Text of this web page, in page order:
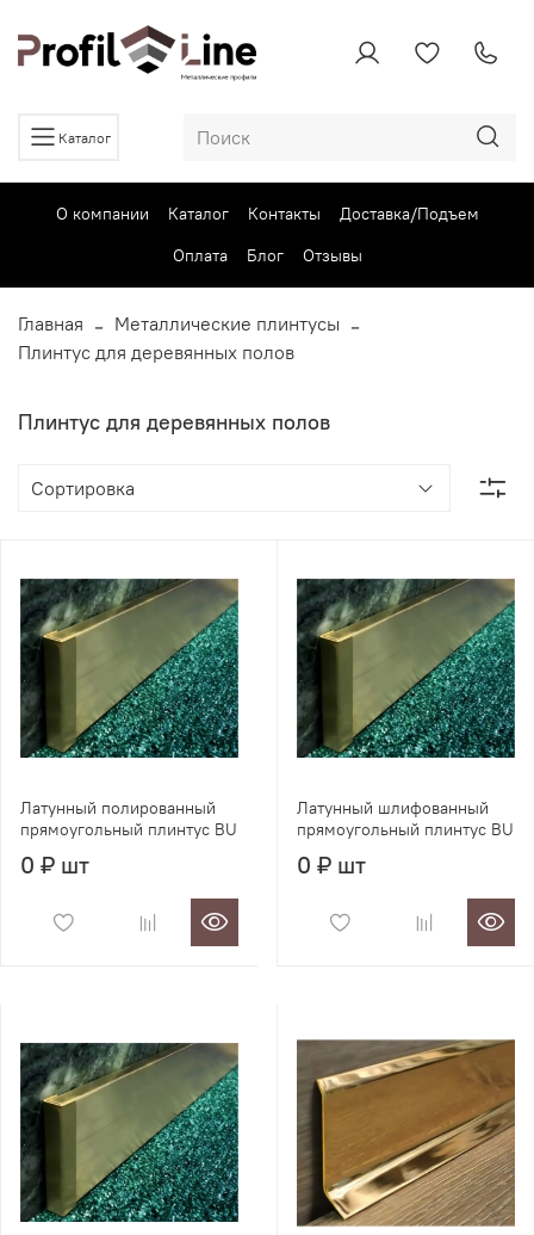
Каталог
О компании Каталог Контакты
Доставка/Подъем
Оплата
Блог Отзывы
Главная
Металлические плинтусы
Плинтус для деревянных полов
Плинтус для деревянных полов
Латунный полированный
прямоугольный плинтус BU
0 ₽ шт
Латунный шлифованный
прямоугольный плинтус BU
0 ₽ шт